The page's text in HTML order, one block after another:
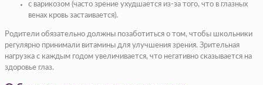
с варикозом (часто зрение ухудшается из-за того, что в глазных
венах кровь застаивается).
Родители обязательно должны позаботиться о том, чтобы школьники
регулярно принимали витамины для улучшения зрения. Зрительная
нагрузка с каждым годом увеличивается, что негативно сказывается на
здоровье глаз.